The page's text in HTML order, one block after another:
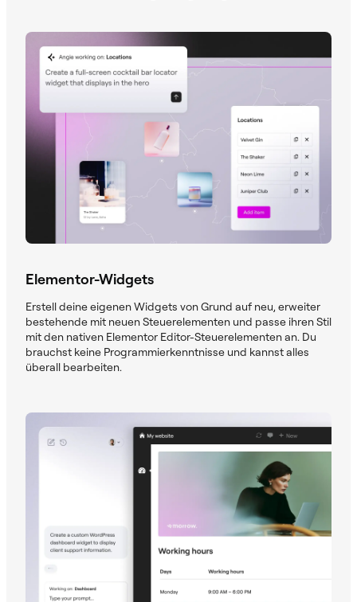
Elementor-Widgets
Erstell deine eigenen Widgets von Grund auf neu, erweiter
bestehende mit neuen Steuerelementen und passe ihren Stil
mit den nativen Elementor Editor-Steuerelementen an. Du
brauchst keine Programmierkenntnisse und kannst alles
überall bearbeiten.